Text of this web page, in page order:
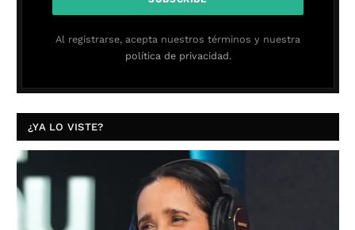
Al registrarse, acepta nuestros términos y nuestra
política de privacidad.
¿YA LO VISTE?